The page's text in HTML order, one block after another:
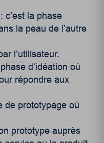
c’est la phase
la peau de l’autre
l’utilisateur.
d’idéation où
répondre aux
de prototypage où
prototype auprès